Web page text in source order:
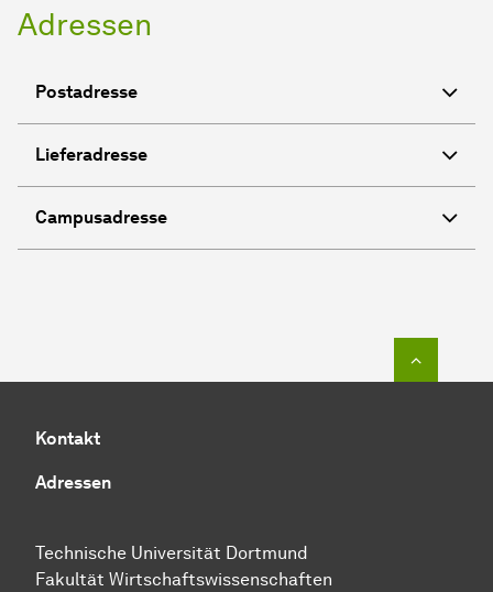
Adressen
Postadresse
Lieferadresse
Campusadresse
Kontakt
Adressen
Technische Universität Dortmund
Fakultät Wirtschaftswissenschaften